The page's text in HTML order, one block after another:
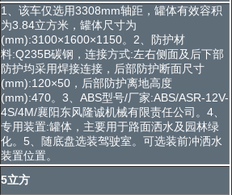
1、该车仅选用3308mm轴距，罐体有效容积
为3.84立方米，罐体尺寸为
(mm):3100×1600×1150。2、防护材
料:Q235B碳钢，连接方式:左右侧面及后下部
防护均采用焊接连接，后部防护断面尺寸
(mm):120×50，后部防护离地高度
(mm):470。3、ABS型号/厂家:ABS/ASR-12V-
4S/4M/襄阳东风隆诚机械有限责任公司。4、
专用装置:罐体，主要用于路面洒水及园林绿
化。5、随底盘选装驾驶室。可选装前冲洒水
装置位置。
5立方